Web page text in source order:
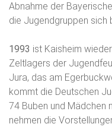
Abnahme der
die Jugendgruppen sich
1993 ist Kaisheim
Zeltlagers der
Jura, das am
kommt die Deutschen
74 Buben und Mädchen
nehmen die